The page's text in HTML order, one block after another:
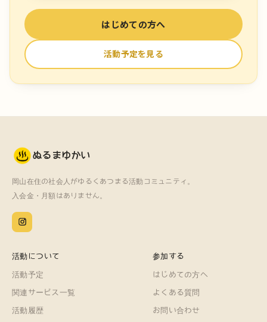
はじめての方へ
活動予定を見る
ぬるまゆかい
岡山在住の社会人がゆるくあつまる活動コミュニティ。
入会金・月額はありません。
活動について
活動予定
関連サービス一覧
活動履歴
参加する
はじめての方へ
よくある質問
お問い合わせ